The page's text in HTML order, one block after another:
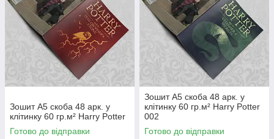
Зошит А5 скоба 48 арк. у
клітинку 60 гр.м² Harry Potter
Готово до відправки
Зошит А5 скоба 48 арк. у
клітинку 60 гр.м² Harry Potter
002
Готово до відправки